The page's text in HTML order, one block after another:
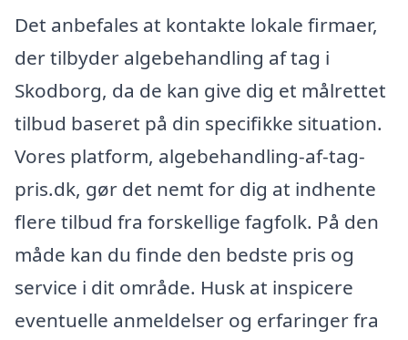
Det anbefales at kontakte lokale firmaer,
der tilbyder algebehandling af tag i
Skodborg, da de kan give dig et målrettet
tilbud baseret på din specifikke situation.
Vores platform, algebehandling-af-tag-
pris.dk, gør det nemt for dig at indhente
flere tilbud fra forskellige fagfolk. På den
måde kan du finde den bedste pris og
service i dit område. Husk at inspicere
eventuelle anmeldelser og erfaringer fra